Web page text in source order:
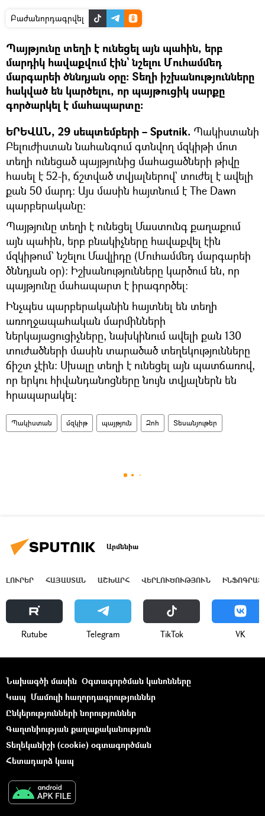
Բաժանորդագրվել
Պայթյունը տեղի է ունեցել այն պահին, երբ
մարդիկ հավաքվում էին` նշելու Մուհամմեդ
մարգարեի ծննդյան օրը։ Տեղի իշխանությունները
հակված են կարծելու, որ պայթուցիկ սարքը
գործարկել է մահապարտը։
ԵՐԵՎԱՆ, 29 սեպտեմբերի – Sputnik. Պակիստանի
Բելուժիստան նահանգում գտնվող մզկիթի մոտ
տեղի ունեցած պայթյունից մահացածների թիվը
հասել է 52-ի, ճշտված տվյալներով` տուժել է ավելի
քան 50 մարդ։ Այս մասին հայտնում է The Dawn
պարբերականը։
Պայթյունը տեղի է ունեցել Մաստունգ քաղաքում
այն պահին, երբ բնակիչները հավաքվել էին
մզկիթում` նշելու Մավլիդը (Մուհամմեդ մարգարեի
ծննդյան օր)։ Իշխանությունները կարծում են, որ
պայթյունը մահապարտ է իրագործել։
Ինչպես պարբերականին հայտնել են տեղի
առողջապահական մարմինների
ներկայացուցիչները, նախկինում ավելի քան 130
տուժածների մասին տարածած տեղեկությունները
ճիշտ չէին։ Սխալը տեղի է ունեցել այն պատճառով,
որ երկու հիվանդանոցները նույն տվյալներն են
հրապարակել։
Պակիստան մզկիթ պայթյուն Զոհ Տեսանյութեր
Արմենիա
ԼՈՒՐԵՐ ՀԱՅԱՍՏԱՆ ԱՇԽԱՐՀ ՎԵՐԼՈՒԾՈՒԹՅՈՒՆ
Rutube Telegram ТikТоk VK
Նախագծի մասին Օգտագործման կանոնները
Կապ Մամուլի հաղորդագրություններ
Ընկերությունների նորություններ
Գաղտնիության քաղաքականություն
Տեղեկանիշի (cookie) օգտագործման
Հետադարձ կապ